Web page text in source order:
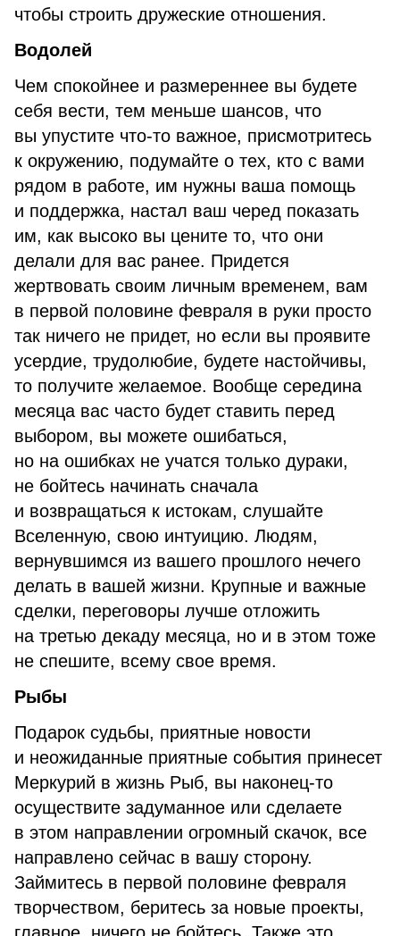
чтобы строить дружеские отношения.
Водолей
Чем спокойнее и размереннее вы будете
себя вести, тем меньше шансов, что
вы упустите что-то важное, присмотритесь
к окружению, подумайте о тех, кто с вами
рядом в работе, им нужны ваша помощь
и поддержка, настал ваш черед показать
им, как высоко вы цените то, что они
делали для вас ранее. Придется
жертвовать своим личным временем, вам
в первой половине февраля в руки просто
так ничего не придет, но если вы проявите
усердие, трудолюбие, будете настойчивы,
то получите желаемое. Вообще середина
месяца вас часто будет ставить перед
выбором, вы можете ошибаться,
но на ошибках не учатся только дураки,
не бойтесь начинать сначала
и возвращаться к истокам, слушайте
Вселенную, свою интуицию. Людям,
вернувшимся из вашего прошлого нечего
делать в вашей жизни. Крупные и важные
сделки, переговоры лучше отложить
на третью декаду месяца, но и в этом тоже
не спешите, всему свое время.
Рыбы
Подарок судьбы, приятные новости
и неожиданные приятные события принесет
Меркурий в жизнь Рыб, вы наконец-то
осуществите задуманное или сделаете
в этом направлении огромный скачок, все
направлено сейчас в вашу сторону.
Займитесь в первой половине февраля
творчеством, беритесь за новые проекты,